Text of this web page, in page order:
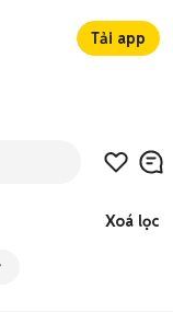
Tải app
Xoá lọc